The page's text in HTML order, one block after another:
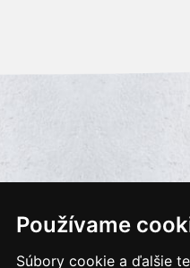
Používame
Súbory cookie a ďalšie
Ochrana osobných údajov
Cookies